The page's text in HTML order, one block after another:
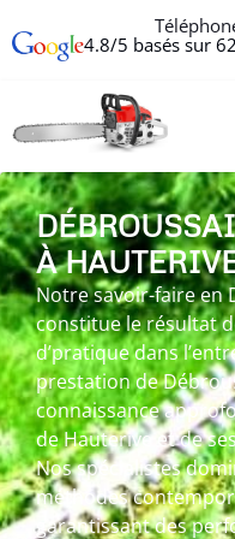
4.8/5 basés sur
À
Notre savoir-faire en
constitue le résultat
d’pratique dans
prestation de
connaissance
de Hauterive et de
Nos spécialistes
méthodes
garantissant des